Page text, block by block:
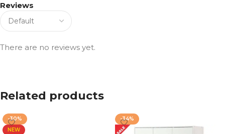
Reviews
There are no reviews yet.
Related products
-30%
NEW
-34%